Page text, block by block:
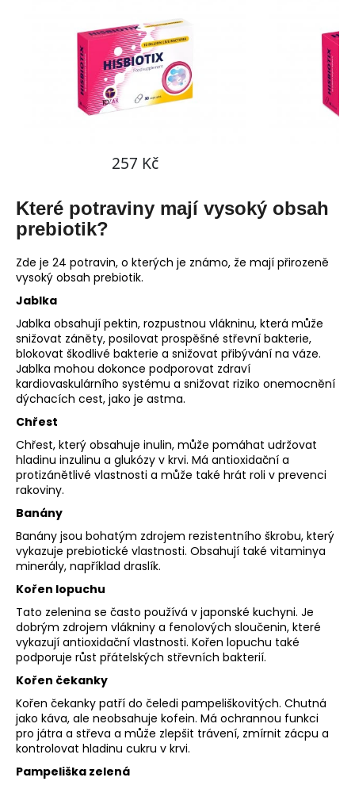
Které potraviny mají vysoký obsah
prebiotik?
Zde je 24 potravin, o kterých je známo, že mají přirozeně
vysoký obsah prebiotik.
Jablka
Jablka obsahují pektin, rozpustnou vlákninu, která může
snižovat záněty, posilovat prospěšné střevní bakterie,
blokovat škodlivé bakterie a snižovat přibývání na váze.
Jablka mohou dokonce podporovat zdraví
kardiovaskulárního systému a snižovat riziko onemocnění
dýchacích cest, jako je astma.
Chřest
Chřest, který obsahuje inulin, může pomáhat udržovat
hladinu inzulinu a glukózy v krvi. Má antioxidační a
protizánětlivé vlastnosti a může také hrát roli v prevenci
rakoviny.
Banány
Banány jsou bohatým zdrojem rezistentního škrobu, který
vykazuje prebiotické vlastnosti. Obsahují také vitaminya
minerály, například draslík.
Kořen lopuchu
Tato zelenina se často používá v japonské kuchyni. Je
dobrým zdrojem vlákniny a fenolových sloučenin, které
vykazují antioxidační vlastnosti. Kořen lopuchu také
podporuje růst přátelských střevních bakterií.
Kořen čekanky
Kořen čekanky patří do čeledi pampeliškovitých. Chutná
jako káva, ale neobsahuje kofein. Má ochrannou funkci
pro játra a střeva a může zlepšit trávení, zmírnit zácpu a
kontrolovat hladinu cukru v krvi.
Pampeliška zelená